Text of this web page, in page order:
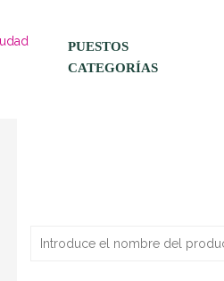
PUESTOS
CATEGORÍAS